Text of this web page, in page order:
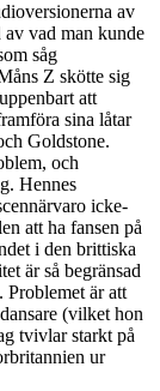
av
vad man kunde
såg
Z skötte sig
att
sina låtar
Goldstone.
och
Hennes
icke-
att ha fansen på
i den brittiska
är så begränsad
Problemet är att
(vilket hon
tvivlar starkt på
ur